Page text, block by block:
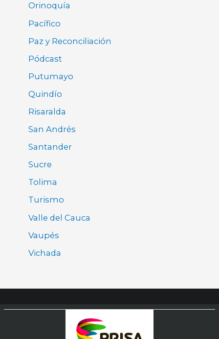
Orinoquía
Pacífico
Paz y Reconciliación
Pódcast
Putumayo
Quindío
Risaralda
San Andrés
Santander
Sucre
Tolima
Turismo
Valle del Cauca
Vaupés
Vichada